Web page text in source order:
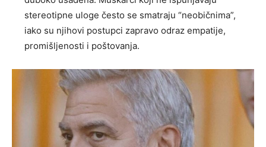
stereotipne uloge često se smatraju “neobičnima”,
iako su njihovi postupci zapravo odraz empatije,
promišljenosti i poštovanja.